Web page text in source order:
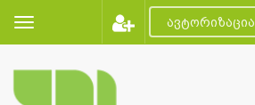
ავტორიზაცია